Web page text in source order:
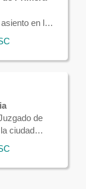
en la
de
ciudad